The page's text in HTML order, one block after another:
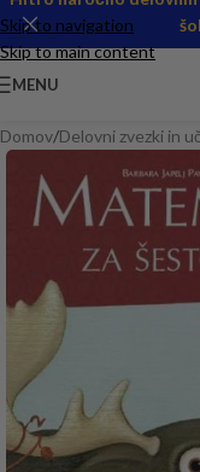
Skip to navigation
Skip to main content
MENU
Domov Delovni zvezki in